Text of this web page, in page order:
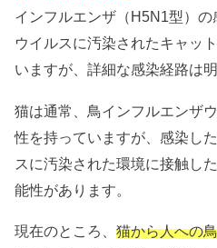
インフルエンザ（H5N1型）の
ウイルスに汚染されたキャッ
いますが、詳細な感染経路は
猫は通常、鳥インフルエンザ
性を持っていますが、感染し
スに汚染された環境に接触し
能性があります。
現在のところ、猫から人への